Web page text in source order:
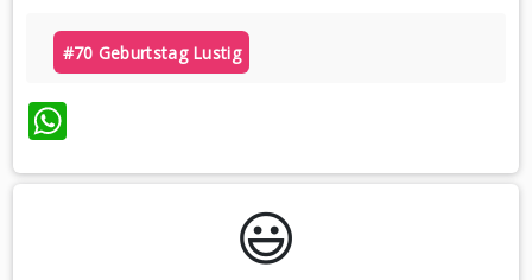
#70 Geburtstag Lustig
WhatsApp
😃️